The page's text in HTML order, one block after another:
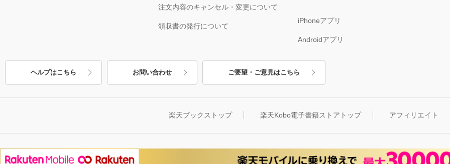
注文内容のキャンセル・変更について
領収書の発行について
iPhoneアプリ
Androidアプリ
ヘルプはこちら お問い合わせ ご要望・ご意見はこちら
楽天ブックストップ 楽天Kobo電子書籍ストアトップ アフィリエイト